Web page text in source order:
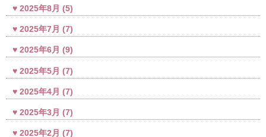
2025年8月 (5)
2025年7月 (7)
2025年6月 (9)
2025年5月 (7)
2025年4月 (7)
2025年3月 (7)
2025年2月 (7)